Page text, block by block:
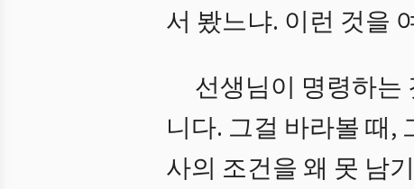
서 봤느냐. 이런 것을
선생님이 명령하는
니다. 그걸 바라볼 때,
사의 조건을 왜 못 남